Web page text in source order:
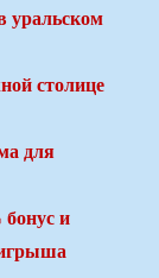
уральском
столице
для
и